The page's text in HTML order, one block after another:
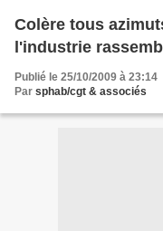
Colère tous
l'industrie
Publié le 25/10/2009 à 23:14
Par sphab/cgt & associés